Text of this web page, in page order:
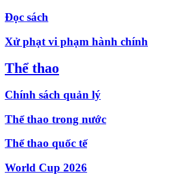
Đọc sách
Xử phạt vi phạm hành chính
Thể thao
Chính sách quản lý
Thể thao trong nước
Thể thao quốc tế
World Cup 2026